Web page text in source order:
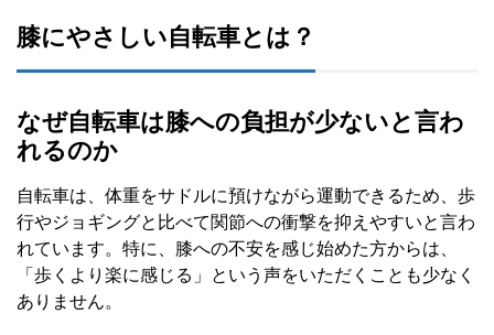
膝にやさしい自転車とは？
なぜ自転車は膝への負担が少ないと言わ
れるのか
自転車は、体重をサドルに預けながら運動できるため、歩
行やジョギングと比べて関節への衝撃を抑えやすいと言わ
れています。特に、膝への不安を感じ始めた方からは、
「歩くより楽に感じる」という声をいただくことも少なく
ありません。